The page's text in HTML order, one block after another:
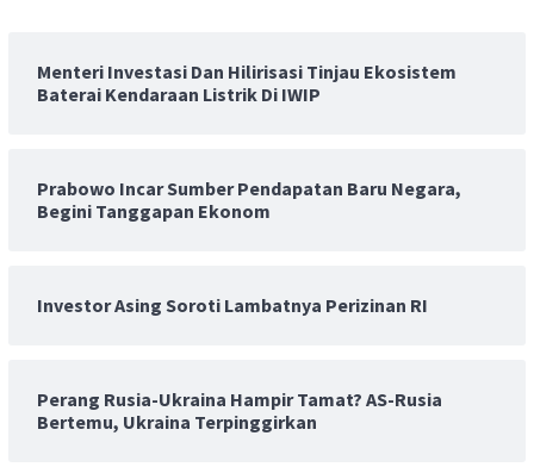
Menteri Investasi Dan Hilirisasi Tinjau Ekosistem
Baterai Kendaraan Listrik Di IWIP
Prabowo Incar Sumber Pendapatan Baru Negara,
Begini Tanggapan Ekonom
Investor Asing Soroti Lambatnya Perizinan RI
Perang Rusia-Ukraina Hampir Tamat? AS-Rusia
Bertemu, Ukraina Terpinggirkan